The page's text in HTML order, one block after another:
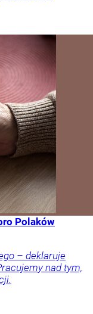
Polaków
– deklaruje
nad tym,